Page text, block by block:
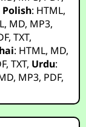
Polish: HTML,
, MD, MP3,
,TXT,
: HTML, MD,
,TXT, Urdu:
, MP3, PDF,